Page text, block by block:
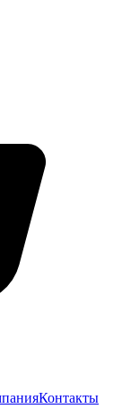
Контакты